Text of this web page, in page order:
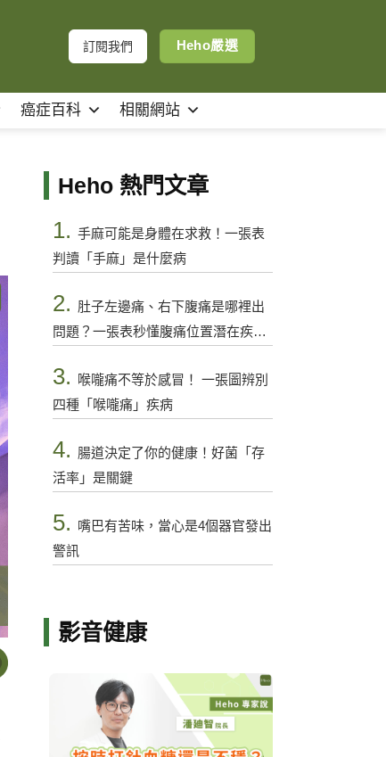
訂閱我們 Heho嚴選
癌症百科 相關網站
Heho 熱門文章
1. 手麻可能是身體在求救！一張表
判讀「手麻」是什麼病
2. 肚子左邊痛、右下腹痛是哪裡出
問題？一張表秒懂腹痛位置潛在疾病
3.
喉嚨痛不等於感冒！ 一張圖辨別
四種「喉嚨痛」疾病
4. 腸道決定了你的健康！好菌「存
活率」是關鍵
5. 嘴巴有苦味，當心是4個器官發出
警訊
影音健康